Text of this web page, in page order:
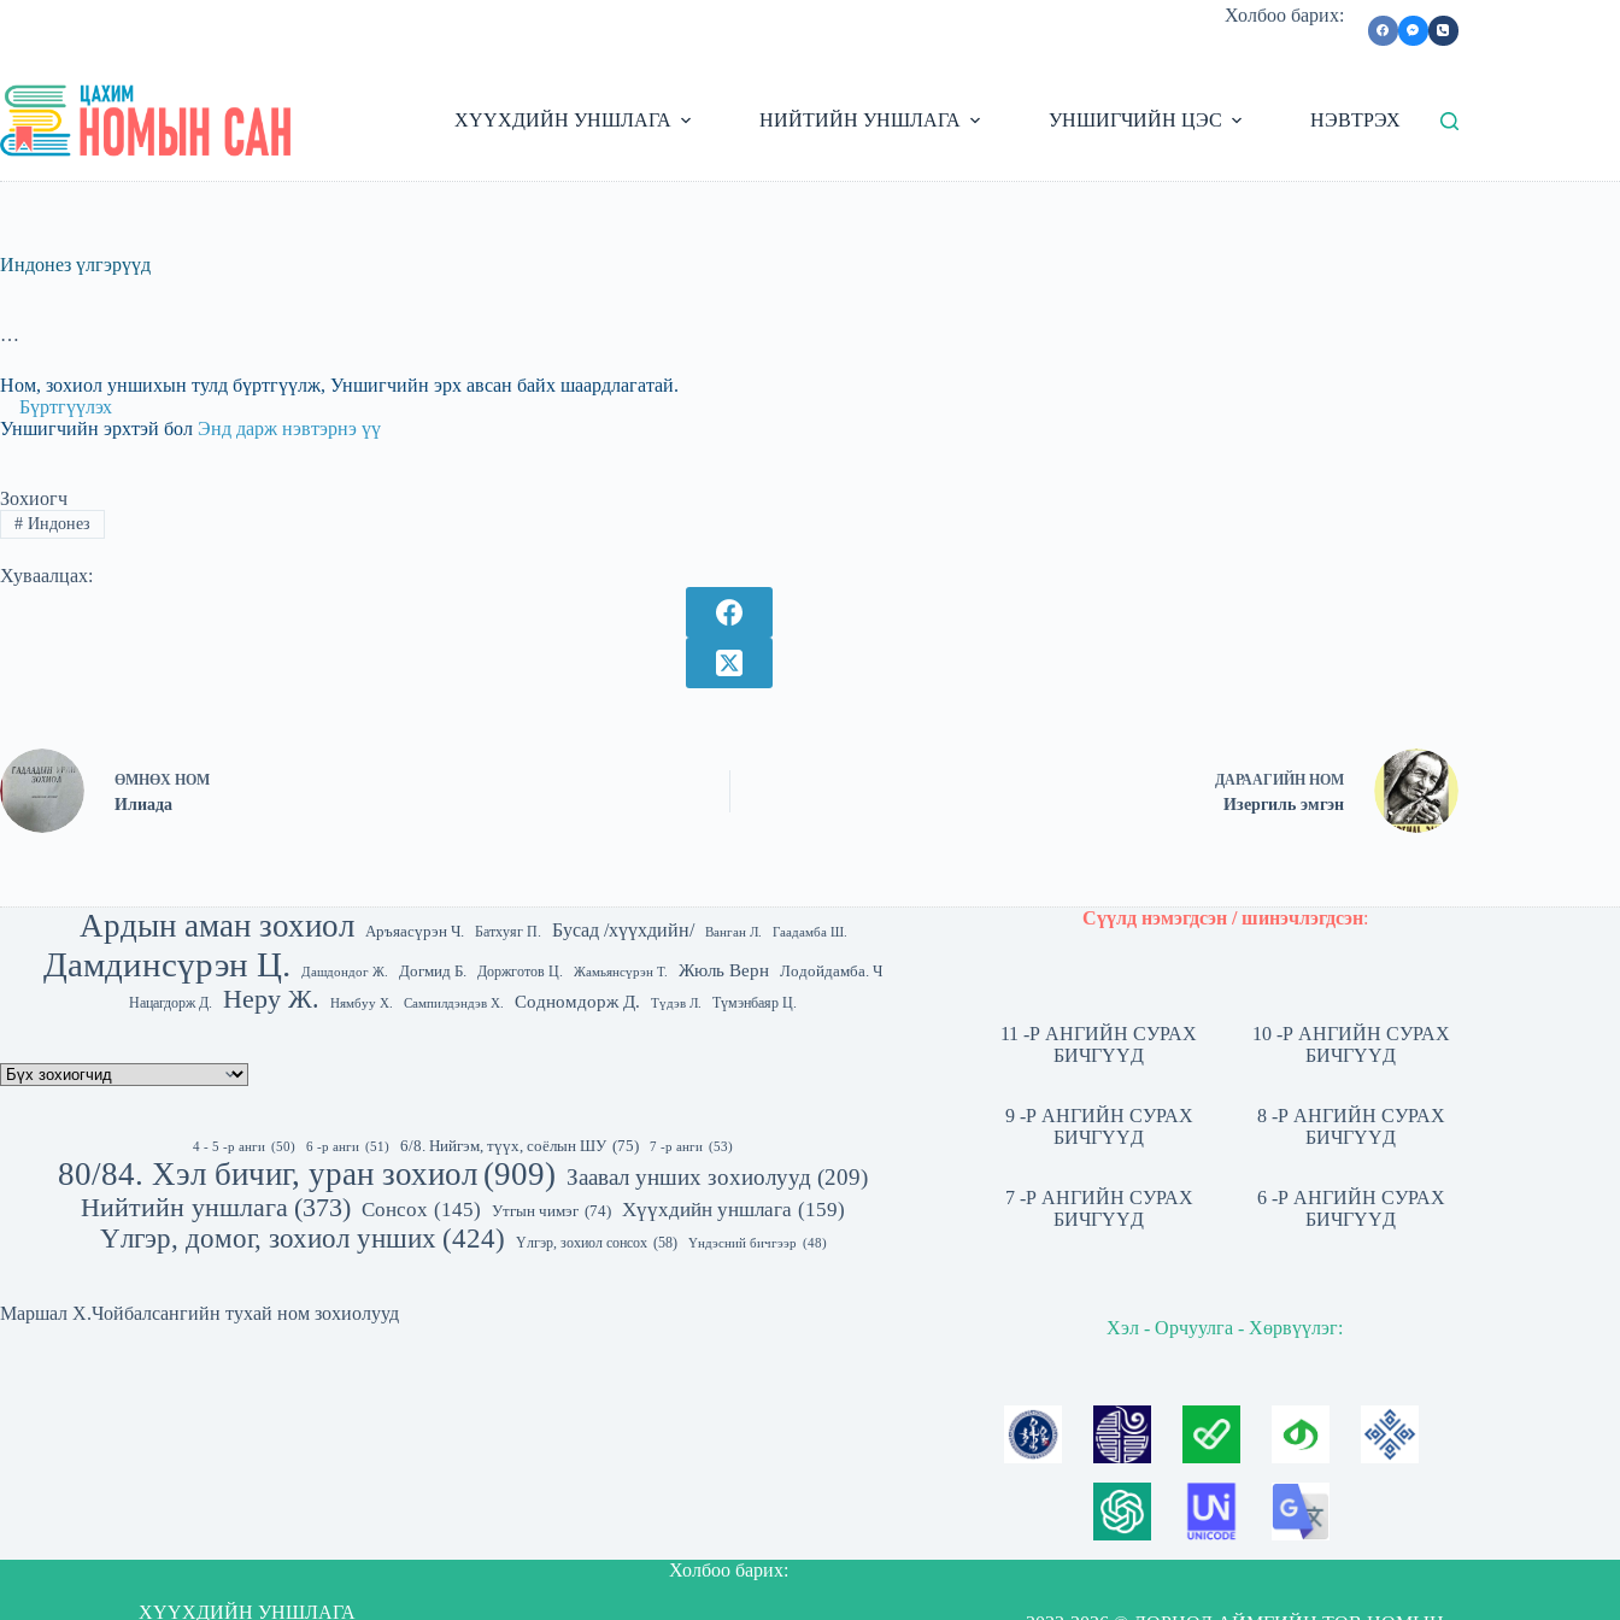
Холбоо барих:
ХҮҮХДИЙН УНШЛАГА НИЙТИЙН УНШЛАГА УНШИГЧИЙН ЦЭС НЭВТРЭХ
Индонез үлгэрүүд
…
Ном, зохиол уншихын тулд бүртгүүлж, Уншигчийн эрх авсан байх шаардлагатай.
Бүртгүүлэх
Уншигчийн эрхтэй бол Энд дарж нэвтэрнэ үү
Зохиогч
#Индонез
Хуваалцах:
ӨМНӨХ НОМ
Илиада
ДАРААГИЙН НОМ
Изергиль эмгэн
Ардын аман зохиол Аръяасүрэн Ч. Батхуяг П. Бусад /хүүхдийн/ Ванган Л. Гаадамба Ш.
Дамдинсүрэн Ц. Дашдондог Ж. Догмид Б. Доржготов Ц. Жамьянсүрэн Т. Жюль Верн Лодойдамба. Ч
Нацагдорж Д. Неру Ж. Нямбуу Х. Сампилдэндэв Х. Содномдорж Д. Түдэв Л. Түмэнбаяр Ц.
4 - 5 -р анги (50) 6 -р анги (51) 6/8. Нийгэм, түүх, соёлын ШУ (75) 7 -р анги (53)
80/84. Хэл бичиг, уран зохиол (909) Заавал унших зохиолууд (209)
Нийтийн уншлага (373) Сонсох (145) Утгын чимэг (74) Хүүхдийн уншлага (159)
Үлгэр, домог, зохиол унших (424) Үлгэр, зохиол сонсох (58) Үндэсний бичгээр (48)
Маршал Х.Чойбалсангийн тухай ном зохиолууд
Сүүлд нэмэгдсэн / шинэчлэгдсэн:
11 -Р АНГИЙН СУРАХ
БИЧГҮҮД
10 -Р АНГИЙН СУРАХ
БИЧГҮҮД
9 -Р АНГИЙН СУРАХ
БИЧГҮҮД
8 -Р АНГИЙН СУРАХ
БИЧГҮҮД
7 -Р АНГИЙН СУРАХ
БИЧГҮҮД
6 -Р АНГИЙН СУРАХ
БИЧГҮҮД
Хэл - Орчуулга - Хөрвүүлэг:
ХҮҮХДИЙН УНШЛАГА
Холбоо барих: